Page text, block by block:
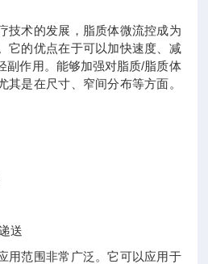
技术的发展，脂质体微流控成为
它的优点在于可以加快速度、减
副作用。能够加强对脂质/脂质体
其是在尺寸、窄间分布等方面。
送
用范围非常广泛。它可以应用于